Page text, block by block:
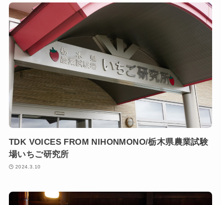
TDK VOICES FROM NIHONMONO/栃木県農業試験
場いちご研究所
2024.3.10